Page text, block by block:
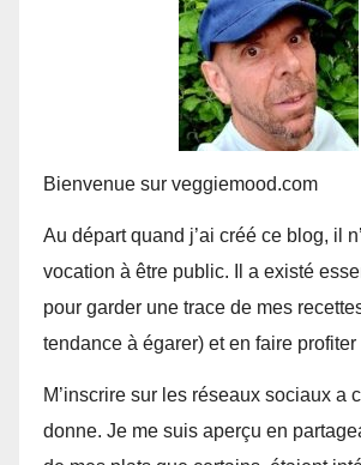
Bienvenue sur veggiemood.com
Au départ quand j’ai créé ce blog, il
vocation à être public. Il a existé
pour garder une trace de mes
tendance à égarer) et en faire profiter
M’inscrire sur les réseaux sociaux a
donne. Je me suis aperçu en